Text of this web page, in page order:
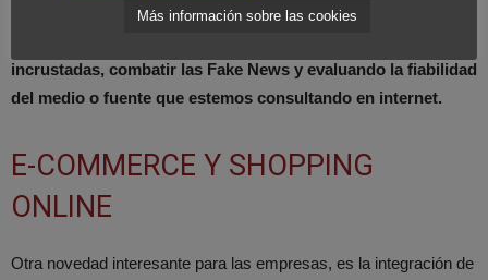
actual sistema. Prometiendo unrendimiento 1000 veces
incrustadas, combatir las Fake News y evaluando la fiabilidad
del medio o fuente que estemos consultando en internet.
E-COMMERCE Y SHOPPING
ONLINE
Otra novedad interesante para las empresas, es la integración de
Más información sobre las cookies